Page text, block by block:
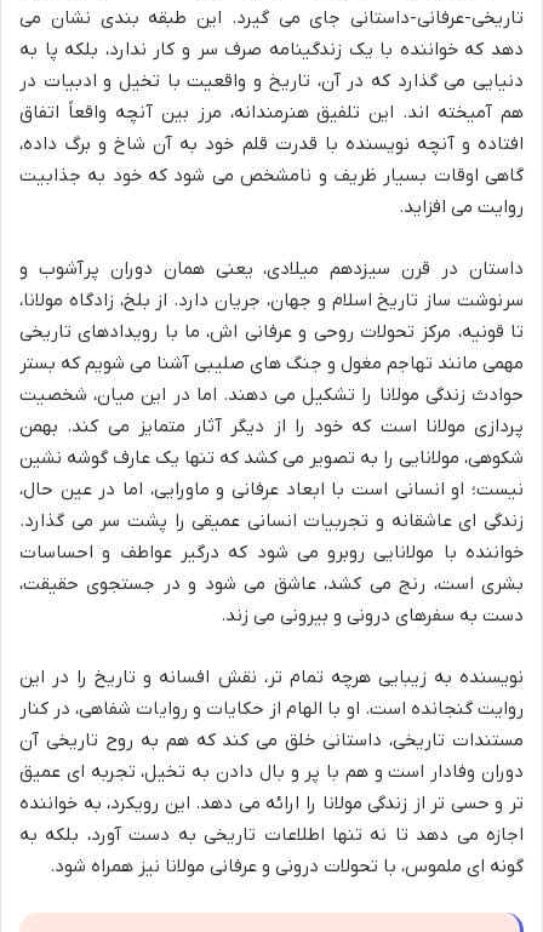
تاریخی-عرفانی-داستانی جای می گیرد. این طبقه بندی نشان می
دهد که خواننده با یک زندگینامه صرف سر و کار ندارد، بلکه پا به
دنیایی می گذارد که در آن، تاریخ و واقعیت با تخیل و ادبیات در
هم آمیخته اند. این تلفیق هنرمندانه، مرز بین آنچه واقعاً اتفاق
افتاده و آنچه نویسنده با قدرت قلم خود به آن شاخ و برگ داده،
گاهی اوقات بسیار ظریف و نامشخص می شود که خود به جذابیت
روایت می افزاید.
داستان در قرن سیزدهم میلادی، یعنی همان دوران پرآشوب و
سرنوشت ساز تاریخ اسلام و جهان، جریان دارد. از بلخ، زادگاه مولانا،
تا قونیه، مرکز تحولات روحی و عرفانی اش، ما با رویدادهای تاریخی
مهمی مانند تهاجم مغول و جنگ های صلیبی آشنا می شویم که بستر
حوادث زندگی مولانا را تشکیل می دهند. اما در این میان، شخصیت
پردازی مولانا است که خود را از دیگر آثار متمایز می کند. بهمن
شکوهی، مولانایی را به تصویر می کشد که تنها یک عارف گوشه نشین
نیست؛ او انسانی است با ابعاد عرفانی و ماورایی، اما در عین حال،
زندگی ای عاشقانه و تجربیات انسانی عمیقی را پشت سر می گذارد.
خواننده با مولانایی روبرو می شود که درگیر عواطف و احساسات
بشری است، رنج می کشد، عاشق می شود و در جستجوی حقیقت،
دست به سفرهای درونی و بیرونی می زند.
نویسنده به زیبایی هرچه تمام تر، نقش افسانه و تاریخ را در این
روایت گنجانده است. او با الهام از حکایات و روایات شفاهی، در کنار
مستندات تاریخی، داستانی خلق می کند که هم به روح تاریخی آن
دوران وفادار است و هم با پر و بال دادن به تخیل، تجربه ای عمیق
تر و حسی تر از زندگی مولانا را ارائه می دهد. این رویکرد، به خواننده
اجازه می دهد تا نه تنها اطلاعات تاریخی به دست آورد، بلکه به
گونه ای ملموس، با تحولات درونی و عرفانی مولانا نیز همراه شود.